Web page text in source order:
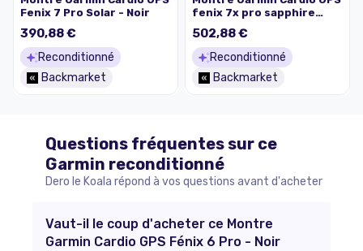
Fenix 7 Pro Solar - Noir
390,88 €
Reconditionné
Backmarket
fenix 7x pro sapphire
solar - Noir
502,88 €
Reconditionné
Backmarket
Questions fréquentes sur ce
Garmin reconditionné
Dero le Koala répond à vos questions avant d'acheter
Vaut-il le coup d'acheter ce Montre
Garmin Cardio GPS Fénix 6 Pro - Noir